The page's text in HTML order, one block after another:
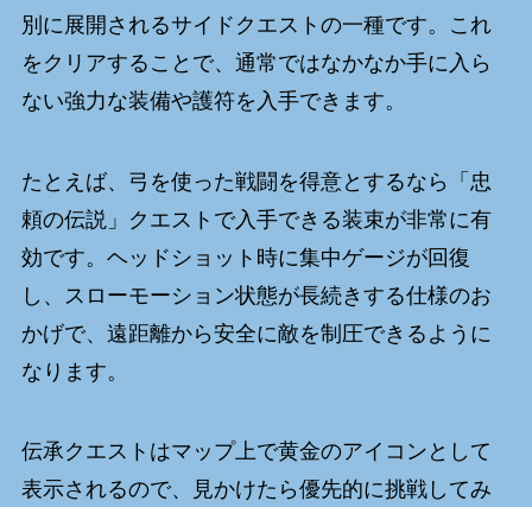
別に展開されるサイドクエストの一種です。これ
をクリアすることで、通常ではなかなか手に入ら
ない強力な装備や護符を入手できます。
たとえば、弓を使った戦闘を得意とするなら「忠
頼の伝説」クエストで入手できる装束が非常に有
効です。ヘッドショット時に集中ゲージが回復
し、スローモーション状態が長続きする仕様のお
かげで、遠距離から安全に敵を制圧できるように
なります。
伝承クエストはマップ上で黄金のアイコンとして
表示されるので、見かけたら優先的に挑戦してみ